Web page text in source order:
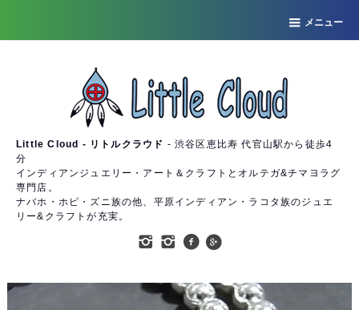
メニュー
Little Cloud - リトルクラウド - 渋谷区恵比寿 代官山駅から徒歩4
分
インディアンジュエリー・アート＆クラフトとオルテガ&チマヨラグ
専門店。
ナバホ・ホピ・ズニ族の他、平原インディアン・ラコタ族のジュエ
リー&クラフトが充実。